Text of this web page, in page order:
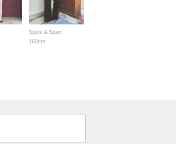
Spick & Span
160cm